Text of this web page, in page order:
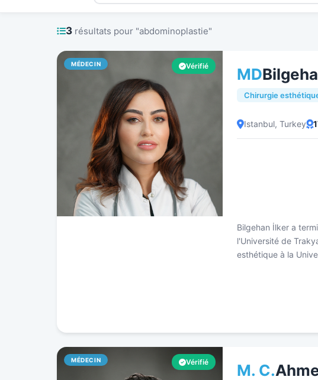
3 résultats pour "abdominoplastie"
Vérifié
MÉDECIN
MD
Chirurgie
Istanbul, Turkey
Bilgehan İlker a
l'Université de
esthétique à la
Vérifié
MÉDECIN
M. C.